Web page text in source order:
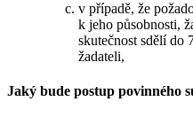
v případě, že
k jeho působnosti,
skutečnost sdělí do
žadateli,
Jaký bude postup povinného